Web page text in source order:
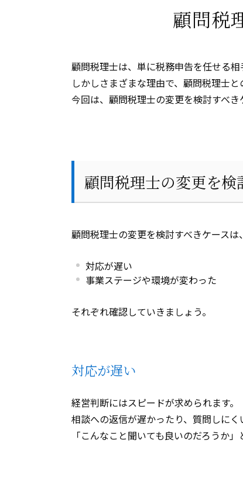
顧問税
顧問税理士は、単に税務申告を任せる
しかしさまざまな理由で、顧問税理士
今回は、顧問税理士の変更を検討すべき
顧問税理士の変更を検
顧問税理士の変更を検討すべきケースは
対応が遅い
事業ステージや環境が変わった
それぞれ確認していきましょう。
対応が遅い
経営判断にはスピードが求められます。
相談への返信が遅かったり、質問しに
「こんなこと聞いても良いのだろうか